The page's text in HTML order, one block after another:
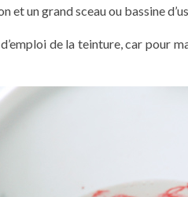
et un grand sceau ou bassine
de la teinture, car pour